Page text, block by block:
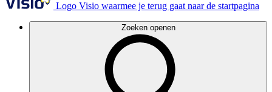
Logo Visio waarmee je terug gaat naar de startpagina
Zoeken openen